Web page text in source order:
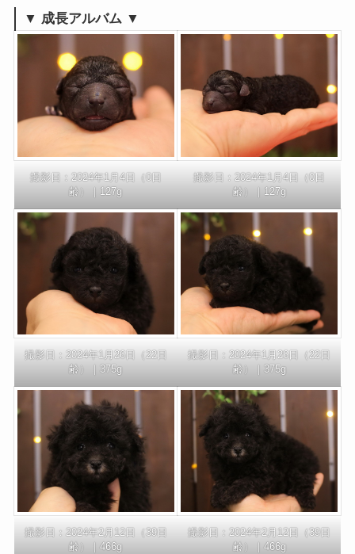
▼ 成長アルバム ▼
撮影日：2024年1月4日（0日
齢）｜127g
撮影日：2024年1月4日（0日
齢）｜127g
撮影日：2024年1月26日（22日
齢）｜375g
撮影日：2024年1月26日（22日
齢）｜375g
撮影日：2024年2月12日（39日
齢）｜466g
撮影日：2024年2月12日（39日
齢）｜466g